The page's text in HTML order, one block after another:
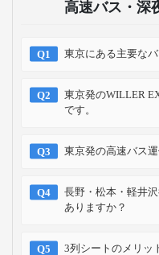
高速バス・深
東京にある主要な
東京発のWILLER
です。
東京発の高速バス
長野・松本・軽井
ありますか？
3列シートのメリッ